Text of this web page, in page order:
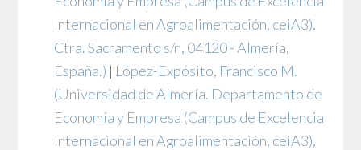
Internacional en Agroalimentación, ceiA3),
Ctra. Sacramento s/n, 04120 - Almería,
España.) | López-Expósito, Francisco M.
(Universidad de Almería. Departamento de
Economía y Empresa (Campus de Excelencia
Internacional en Agroalimentación, ceiA3),